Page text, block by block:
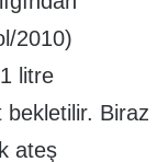
2010)
litre
bekletilir. Biraz
ateş